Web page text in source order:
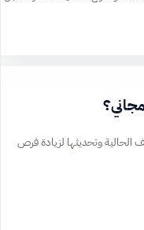
وتحديثها لزيادة فرص